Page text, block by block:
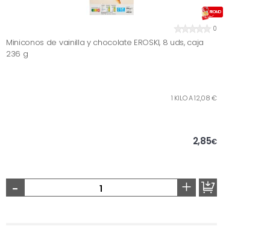
PROMO
0
Miniconos de vainilla y chocolate EROSKI, 8 uds, caja
236 g
1 KILO A 12,08 €
2,85€
- +